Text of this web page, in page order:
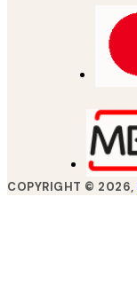
COPYRIGHT © 2026,